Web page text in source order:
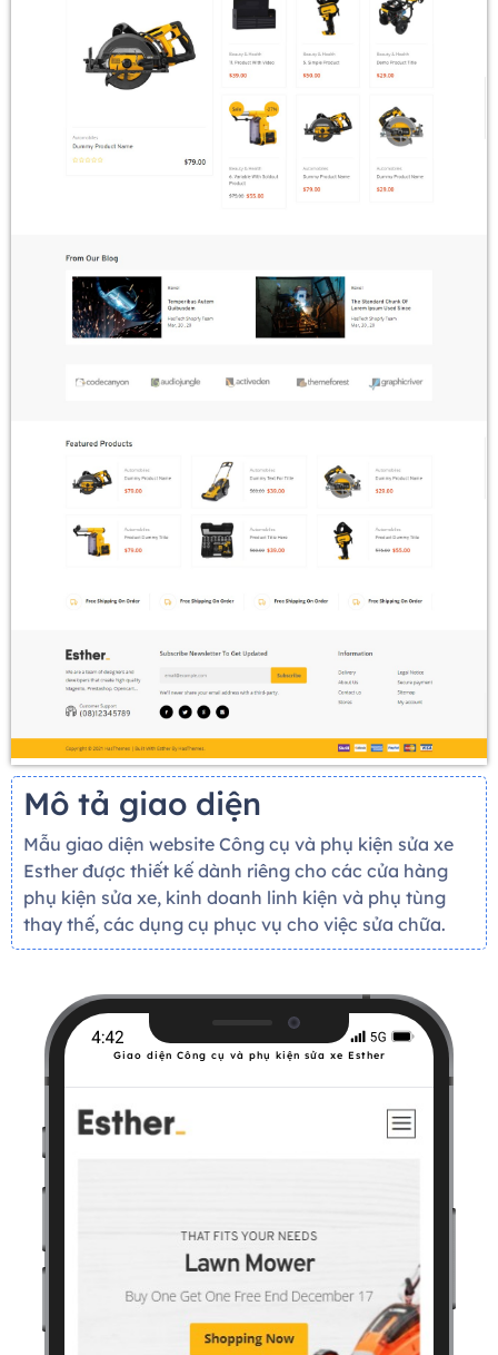
Mô tả giao diện
Mẫu giao diện website Công cụ và phụ kiện sửa xe
Esther được thiết kế dành riêng cho các cửa hàng
phụ kiện sửa xe, kinh doanh linh kiện và phụ tùng
thay thế, các dụng cụ phục vụ cho việc sửa chữa.
Giao diện Công cụ và phụ kiện sửa xe Esther